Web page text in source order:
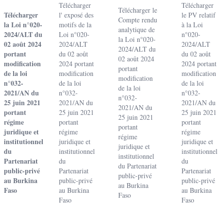
Télécharger
la Loi n°020-
2024/ALT du
02 août 2024
portant
modification
de la loi
n°032-
2021/AN du
25 juin 2021
portant
régime
juridique et
institutionnel
du
Partenariat
public-privé
au Burkina
Faso
Télécharger
l' exposé des
motifs de la
Loi n°020-
2024/ALT
du 02 août
2024 portant
modification
de la loi
n°032-
2021/AN du
25 juin 2021
portant
régime
juridique et
institutionnel
du
Partenariat
public-privé
au Burkina
Faso
Télécharger le
Compte rendu
analytique de
la Loi n°020-
2024/ALT du
02 août 2024
portant
modification
de la loi
n°032-
2021/AN du
25 juin 2021
portant
régime
juridique et
institutionnel
du Partenariat
public-privé
au Burkina
Faso
Télécharger
le PV relatif
à la Loi
n°020-
2024/ALT
du 02 août
2024 portant
modification
de la loi
n°032-
2021/AN du
25 juin 2021
portant
régime
juridique et
institutionnel
du
Partenariat
public-privé
au Burkina
Faso